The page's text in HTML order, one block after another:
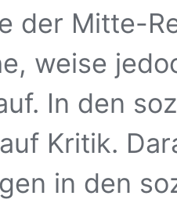
der Mitte-
weise
In den
Kritik.
in den